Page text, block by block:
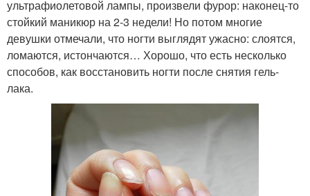
ультрафиолетовой лампы, произвели фурор: наконец-то
стойкий маникюр на 2-3 недели! Но потом многие
девушки отмечали, что ногти выглядят ужасно: слоятся,
ломаются, истончаются… Хорошо, что есть несколько
способов, как восстановить ногти после снятия гель-
лака.